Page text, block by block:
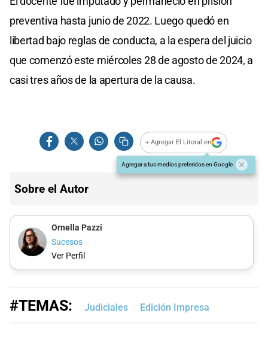
preventiva hasta junio de 2022. Luego quedó en
libertad bajo reglas de conducta, a la espera del juicio
que comenzó este miércoles 28 de agosto de 2024, a
casi tres años de la apertura de la causa.
+ Agregar El Litoral en
Agregar a tus medios preferidos en Google
Sobre el Autor
Ornella Pazzi
Sucesos
Ver Perfil
#TEMAS: Judiciales Edición Impresa